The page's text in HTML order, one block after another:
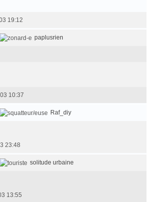
19:12
paplusrien
10:37
Raf_diy
23:48
solitude urbaine
13:55